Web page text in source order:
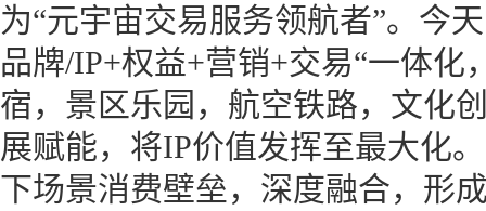
为“元宇宙交易服务领航者”。今
品牌/IP+权益+营销+交易“一体
宿，景区乐园，航空铁路，文化
展赋能，将IP价值发挥至最大化
下场景消费壁垒，深度融合，形